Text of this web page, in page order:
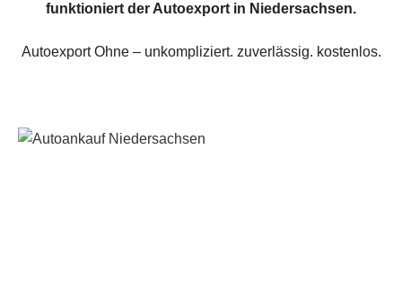
funktioniert der Autoexport in Niedersachsen.
Autoexport Ohne – unkompliziert. zuverlässig. kostenlos.